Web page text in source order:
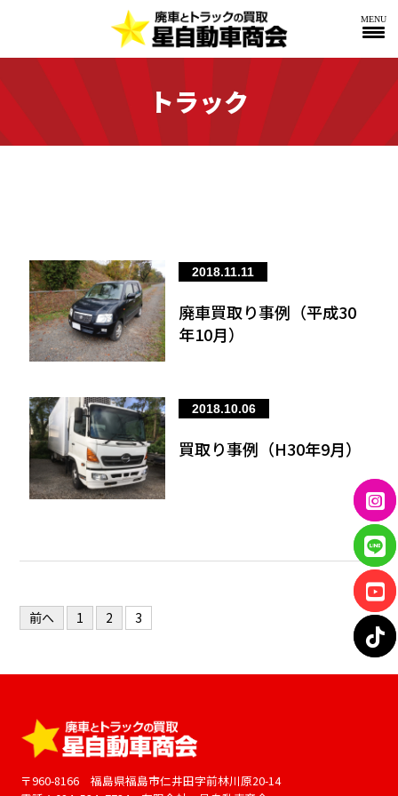
MENU
トラック
2018.11.11
廃車買取り事例（平成30
年10月）
2018.10.06
買取り事例（H30年9月）
前へ 1 2 3
〒960-8166 福島県福島市仁井田字前林川原20-14